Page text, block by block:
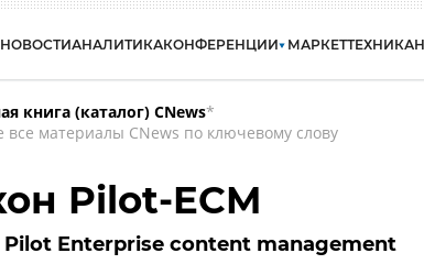
НОВОСТИАНАЛИТИКАКОНФЕРЕНЦИИ МАРКЕТТЕХНИКА
книга (каталог) CNews*
все материалы CNews по ключевому слову
Pilot-ECM
Enterprise content management